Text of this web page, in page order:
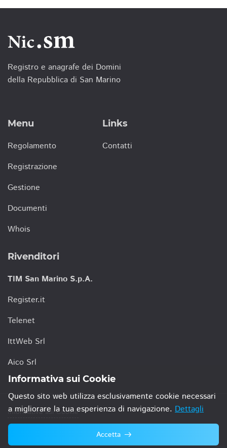
Registro e anagrafe dei Domini
della Repubblica di San Marino
Menu
Regolamento
Registrazione
Gestione
Documenti
Whois
Links
Contatti
Rivenditori
TIM San Marino S.p.A.
Register.it
Telenet
IttWeb Srl
Aico Srl
Informativa sui Cookie
© 2021 TIM San Marino S.p.A.
Informativa sui Cookie
Questo sito web utilizza esclusivamente cookie necessari
a migliorare la tua esperienza di navigazione. Dettagli
Accetta